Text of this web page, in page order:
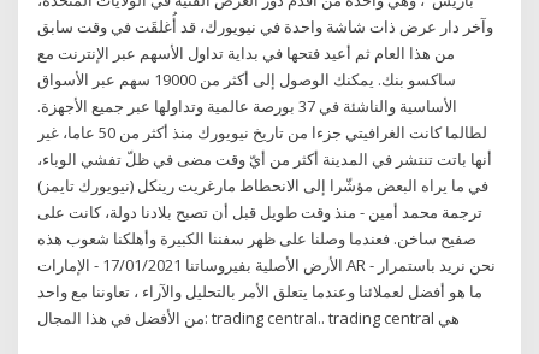
وآخر دار عرض ذات شاشة واحدة في نيويورك، قد أُغلقَت في وقت سابق
من هذا العام ثم أعيد فتحها في بداية تداول الأسهم عبر الإنترنت مع
ساكسو بنك. يمكنك الوصول إلى أكثر من 19000 سهم عبر الأسواق
الأساسية والناشئة في 37 بورصة عالمية وتداولها عبر جميع الأجهزة.
لطالما كانت الغرافيتي جزءا من تاريخ نيويورك منذ أكثر من 50 عاما، غير
أنها باتت تنتشر في المدينة أكثر من أيّ وقت مضى في ظلّ تفشي الوباء،
في ما يراه البعض مؤشّرا إلى الانحطاط مارغريت رينكل (نيويورك تايمز)
ترجمة محمد أمين - منذ وقت طويل قبل أن تصبح بلادنا دولة، كانت على
صفيح ساخن. فعندما وصلنا على ظهر سفننا الكبيرة وأهلكنا شعوب هذه
الأرض الأصلية بفيروساتنا 17/01/2021 - الإمارات AR - نحن نريد باستمرار
ما هو أفضل لعملائنا وعندما يتعلق الأمر بالتحليل والآراء ، تعاوننا مع واحد
من الأفضل في هذا المجال: trading central.. trading central هي